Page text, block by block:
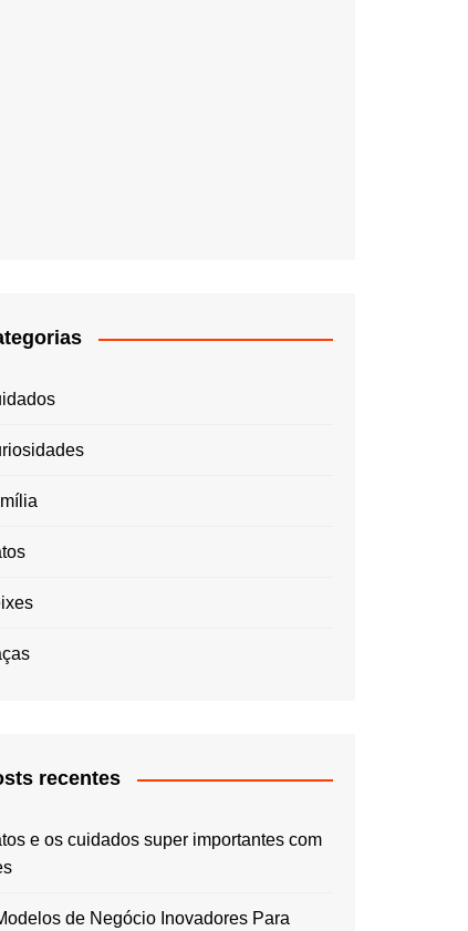
recentes
e os cuidados super importantes com
de Negócio Inovadores Para